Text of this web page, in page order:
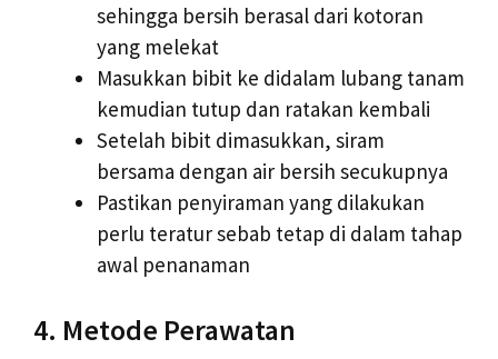
sehingga bersih berasal dari kotoran
yang melekat
Masukkan bibit ke didalam lubang tanam
kemudian tutup dan ratakan kembali
Setelah bibit dimasukkan, siram
bersama dengan air bersih secukupnya
Pastikan penyiraman yang dilakukan
perlu teratur sebab tetap di dalam tahap
awal penanaman
4. Metode Perawatan